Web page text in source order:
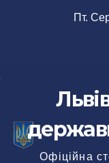
Пт.
Офіційна